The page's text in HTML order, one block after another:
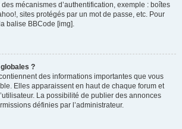
mécanismes d’authentification, exemple : boîtes
sites protégés par un mot de passe, etc. Pour
balise BBCode [img].
?
des informations importantes que vous
Elles apparaissent en haut de chaque forum et
La possibilité de publier des annonces
définies par l’administrateur.